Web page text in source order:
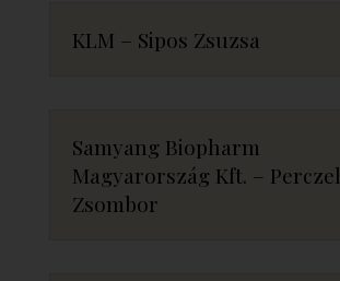
KLM – Sipos Zsuzsa
Samyang Biopharm
Magyarország Kft. – Perczel
Zsombor